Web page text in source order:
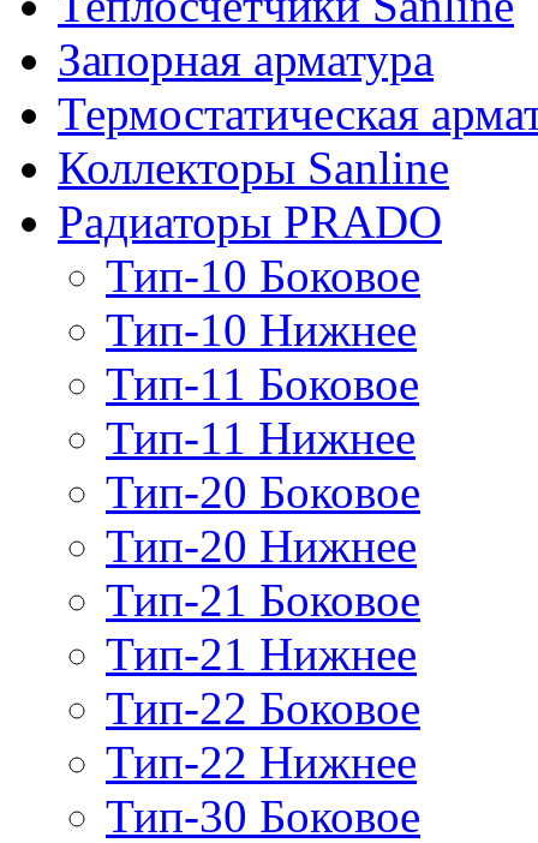
Запорная арматура
Термостатическая
Коллекторы Sanline
Радиаторы PRADO
Тип-10 Боковое
Тип-10 Нижнее
Тип-11 Боковое
Тип-11 Нижнее
Тип-20 Боковое
Тип-20 Нижнее
Тип-21 Боковое
Тип-21 Нижнее
Тип-22 Боковое
Тип-22 Нижнее
Тип-30 Боковое